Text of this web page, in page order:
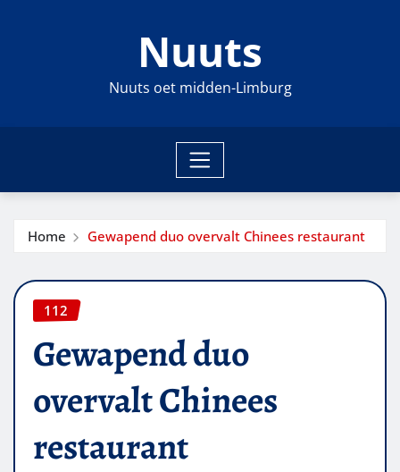
Nuuts
Nuuts oet midden-Limburg
Home Gewapend duo overvalt Chinees restaurant
112
Gewapend duo
overvalt Chinees
restaurant